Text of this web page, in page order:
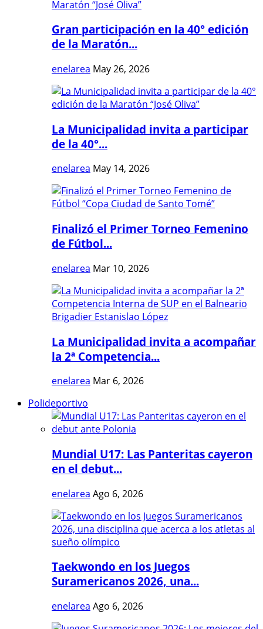
Gran participación en la 40° edición
de la Maratón...
enelarea May 26, 2026
La Municipalidad invita a participar
de la 40°...
enelarea May 14, 2026
Finalizó el Primer Torneo Femenino
de Fútbol...
enelarea Mar 10, 2026
La Municipalidad invita a acompañar
la 2ª Competencia...
enelarea Mar 6, 2026
Polideportivo
Mundial U17: Las Panteritas cayeron
en el debut...
enelarea Ago 6, 2026
Taekwondo en los Juegos
Suramericanos 2026, una...
enelarea Ago 6, 2026